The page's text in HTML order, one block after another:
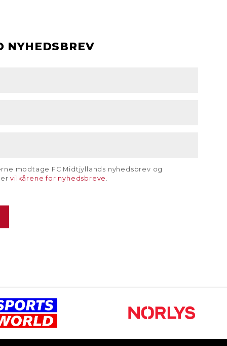
NYHEDSBREV
modtage FC Midtjyllands nyhedsbrev og
vilkårene for nyhedsbreve .